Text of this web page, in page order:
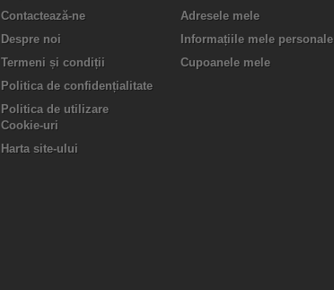
Contactează-ne
Despre noi
Termeni și condiții
Politica de confidențialitate
Politica de utilizare
Cookie-uri
Harta site-ului
Adresele mele
Informațiile mele personale
Cupoanele mele